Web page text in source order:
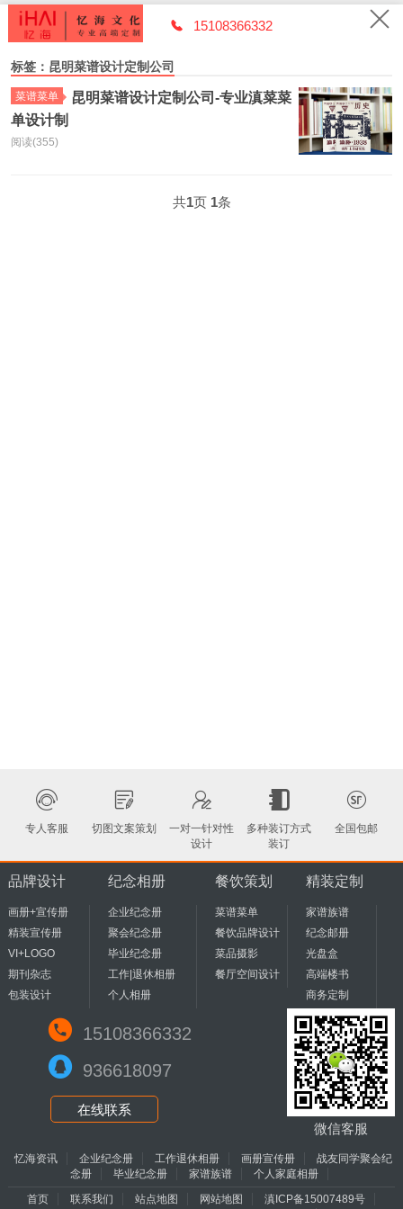
15108366332
标签：昆明菜谱设计定制公司
菜谱菜单
昆明菜谱设计定制公司-专业滇菜菜
单设计制
阅读(355)
共1页 1条
专人客服 切图文案策划
一对一针对性
设计
多种装订方式
装订
全国包邮
品牌设计
画册+宣传册
精装宣传册
VI+LOGO
期刊杂志
包装设计
纪念相册
企业纪念册
聚会纪念册
毕业纪念册
工作|退休相册
个人相册
餐饮策划
菜谱菜单
餐饮品牌设计
菜品摄影
餐厅空间设计
精装定制
家谱族谱
纪念邮册
光盘盒
高端楼书
商务定制
15108366332
936618097
在线联系
微信客服
忆海资讯 企业纪念册 工作退休相册 画册宣传册
战友同学聚会纪
念册
毕业纪念册 家谱族谱
个人家庭相册
首页
联系我们 站点地图 网站地图
滇ICP备15007489号